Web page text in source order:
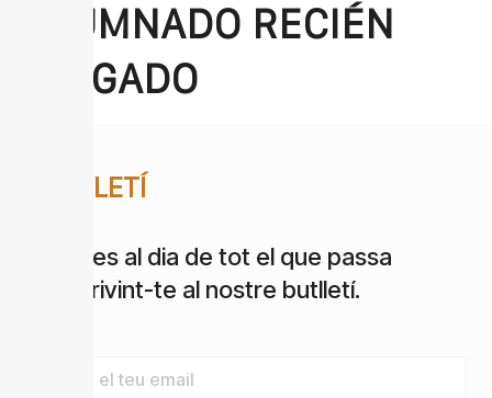
ALUMNADO RECIÉN
LLEGADO
BUTLLETÍ
Estigues al dia de tot el que passa
subscrivint-te al nostre butlletí.